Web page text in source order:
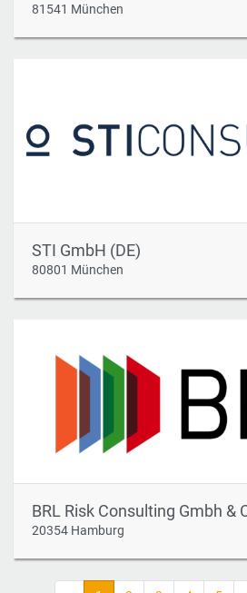
81541 München
STI GmbH (DE)
80801 München
BRL Risk Consulting Gmbh &
20354 Hamburg